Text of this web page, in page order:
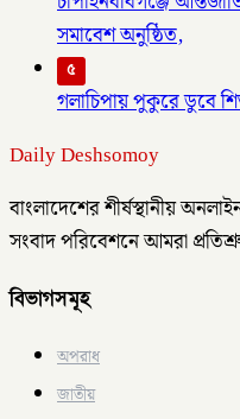
সমাবেশ অনুষ্ঠিত,
৫
গলাচিপায় পুকুরে ডুবে
Daily Deshsomoy
বাংলাদেশের শীর্ষস্থানীয়
সংবাদ পরিবেশনে আমরা
বিভাগসমূহ
অপরাধ
জাতীয়